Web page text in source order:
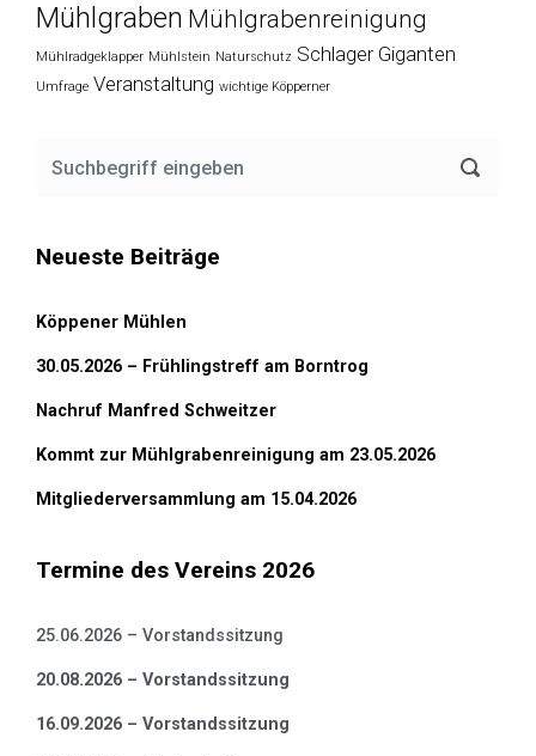
Mühlgraben Mühlgrabenreinigung
Mühlradgeklapper Mühlstein Naturschutz Schlager Giganten
Umfrage Veranstaltung wichtige Köpperner
Neueste Beiträge
Köppener Mühlen
30.05.2026 – Frühlingstreff am Borntrog
Nachruf Manfred Schweitzer
Kommt zur Mühlgrabenreinigung am 23.05.2026
Mitgliederversammlung am 15.04.2026
Termine des Vereins 2026
25.06.2026 – Vorstandssitzung
20.08.2026 – Vorstandssitzung
16.09.2026 – Vorstandssitzung